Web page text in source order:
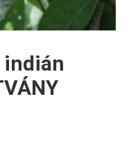
indián